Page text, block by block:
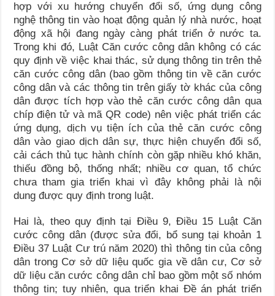
hợp với xu hướng chuyển đổi số, ứng dụng công
nghệ thông tin vào hoạt động quản lý nhà nước, hoạt
động xã hội đang ngày càng phát triển ở nước ta.
Trong khi đó, Luật Căn cước công dân không có các
quy định về việc khai thác, sử dụng thông tin trên thẻ
căn cước công dân (bao gồm thông tin về căn cước
công dân và các thông tin trên giấy tờ khác của công
dân được tích hợp vào thẻ căn cước công dân qua
chíp điện tử và mã QR code) nên việc phát triển các
ứng dụng, dịch vụ tiện ích của thẻ căn cước công
dân vào giao dịch dân sự, thực hiện chuyển đổi số,
cải cách thủ tục hành chính còn gặp nhiều khó khăn,
thiếu đồng bộ, thống nhất; nhiều cơ quan, tổ chức
chưa tham gia triển khai vì đây không phải là nội
dung được quy định trong luật.
Hai là, theo quy định tại Điều 9, Điều 15 Luật Căn
cước công dân (được sửa đổi, bổ sung tại khoản 1
Điều 37 Luật Cư trú năm 2020) thì thông tin của công
dân trong Cơ sở dữ liệu quốc gia về dân cư, Cơ sở
dữ liệu căn cước công dân chỉ bao gồm một số nhóm
thông tin; tuy nhiên, qua triển khai Đề án phát triển